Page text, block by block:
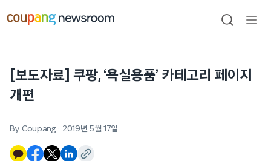
건너뛰기
검색
[보도자료] 쿠팡, ‘욕실용품’ 카테고리 페이지
개편
By Coupang · 2019년 5월 17일